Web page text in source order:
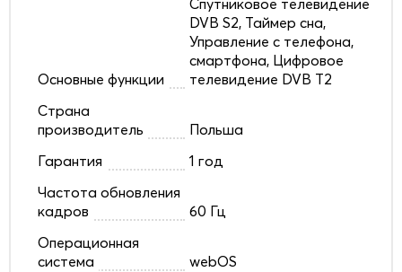
Основные функции
DVB S2, Таймер сна,
Управление с телефона,
смартфона, Цифровое
телевидение DVB T2
Страна
производитель
Польша
Гарантия
1 год
Частота обновления
кадров
60 Гц
Операционная
система
webOS